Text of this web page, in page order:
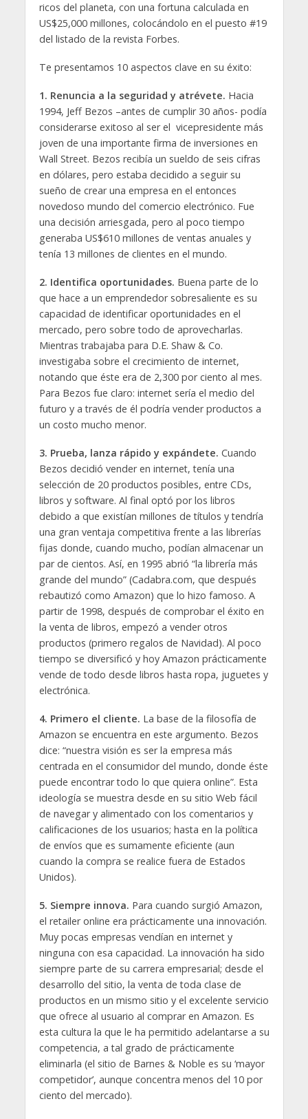
ricos del planeta, con una fortuna calculada en
US$25,000 millones, colocándolo en el puesto #19
del listado de la revista Forbes.
Te presentamos 10 aspectos clave en su éxito:
1. Renuncia a la seguridad y atrévete. Hacia
1994, Jeff Bezos –antes de cumplir 30 años- podía
considerarse exitoso al ser el vicepresidente más
joven de una importante firma de inversiones en
Wall Street. Bezos recibía un sueldo de seis cifras
en dólares, pero estaba decidido a seguir su
sueño de crear una empresa en el entonces
novedoso mundo del comercio electrónico. Fue
una decisión arriesgada, pero al poco tiempo
generaba US$610 millones de ventas anuales y
tenía 13 millones de clientes en el mundo.
2. Identifica oportunidades. Buena parte de lo
que hace a un emprendedor sobresaliente es su
capacidad de identificar oportunidades en el
mercado, pero sobre todo de aprovecharlas.
Mientras trabajaba para D.E. Shaw & Co.
investigaba sobre el crecimiento de internet,
notando que éste era de 2,300 por ciento al mes.
Para Bezos fue claro: internet sería el medio del
futuro y a través de él podría vender productos a
un costo mucho menor.
3. Prueba, lanza rápido y expándete. Cuando
Bezos decidió vender en internet, tenía una
selección de 20 productos posibles, entre CDs,
libros y software. Al final optó por los libros
debido a que existían millones de títulos y tendría
una gran ventaja competitiva frente a las librerías
fijas donde, cuando mucho, podían almacenar un
par de cientos. Así, en 1995 abrió “la librería más
grande del mundo” (Cadabra.com, que después
rebautizó como Amazon) que lo hizo famoso. A
partir de 1998, después de comprobar el éxito en
la venta de libros, empezó a vender otros
productos (primero regalos de Navidad). Al poco
tiempo se diversificó y hoy Amazon prácticamente
vende de todo desde libros hasta ropa, juguetes y
electrónica.
4. Primero el cliente. La base de la filosofía de
Amazon se encuentra en este argumento. Bezos
dice: “nuestra visión es ser la empresa más
centrada en el consumidor del mundo, donde éste
puede encontrar todo lo que quiera online”. Esta
ideología se muestra desde en su sitio Web fácil
de navegar y alimentado con los comentarios y
calificaciones de los usuarios; hasta en la política
de envíos que es sumamente eficiente (aun
cuando la compra se realice fuera de Estados
Unidos).
5. Siempre innova. Para cuando surgió Amazon,
el retailer online era prácticamente una innovación.
Muy pocas empresas vendían en internet y
ninguna con esa capacidad. La innovación ha sido
siempre parte de su carrera empresarial; desde el
desarrollo del sitio, la venta de toda clase de
productos en un mismo sitio y el excelente servicio
que ofrece al usuario al comprar en Amazon. Es
esta cultura la que le ha permitido adelantarse a su
competencia, a tal grado de prácticamente
eliminarla (el sitio de Barnes & Noble es su ‘mayor
competidor’, aunque concentra menos del 10 por
ciento del mercado).